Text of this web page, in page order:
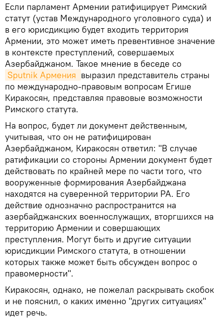
Если парламент Армении ратифицирует Римский
статут (устав Международного уголовного суда) и
в его юрисдикцию будет входить территория
Армении, это может иметь превентивное значение
в контексте преступлений, совершаемых
Азербайджаном. Такое мнение в беседе со
Sputnik Армения выразил представитель страны
по международно-правовым вопросам Егише
Киракосян, представляя правовые возможности
Римского статута.
На вопрос, будет ли документ действенным,
учитывая, что он не ратифицирован
Азербайджаном, Киракосян ответил: "В случае
ратификации со стороны Армении документ будет
действовать по крайней мере по части того, что
вооруженные формирования Азербайджана
находятся на суверенной территории РА. Его
действие однозначно распространится на
азербайджанских военнослужащих, вторгшихся на
территорию Армении и совершающих
преступления. Могут быть и другие ситуации
юрисдикции Римского статута, в отношении
которых также может быть обсужден вопрос о
правомерности".
Киракосян, однако, не пожелал раскрывать скобок
и не пояснил, о каких именно "других ситуациях"
идет речь.